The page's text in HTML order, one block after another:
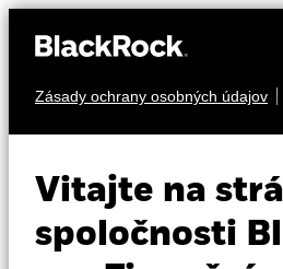
Zásady ochrany osobných údajov
Vitajte na
spoločnosti
Vzdelávanie
BGF Next
Technology